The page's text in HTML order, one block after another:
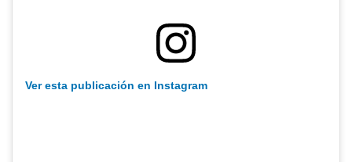
Ver esta publicación en Instagram